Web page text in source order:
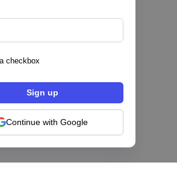
checkbox
Continue with Google
gestión de cobranzas,
para instalar un hub